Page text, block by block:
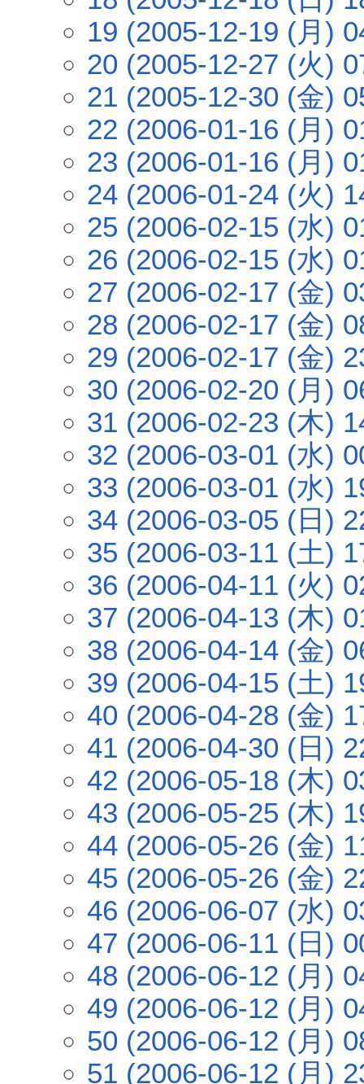
19 (2005-12-19 (月)
20 (2005-12-27 (火)
21 (2005-12-30 (金)
22 (2006-01-16 (月)
23 (2006-01-16 (月)
24 (2006-01-24 (火)
25 (2006-02-15 (水)
26 (2006-02-15 (水)
27 (2006-02-17 (金)
28 (2006-02-17 (金)
29 (2006-02-17 (金)
30 (2006-02-20 (月)
31 (2006-02-23 (木)
32 (2006-03-01 (水)
33 (2006-03-01 (水)
34 (2006-03-05 (日)
35 (2006-03-11 (土)
36 (2006-04-11 (火)
37 (2006-04-13 (木)
38 (2006-04-14 (金)
39 (2006-04-15 (土)
40 (2006-04-28 (金)
41 (2006-04-30 (日)
42 (2006-05-18 (木)
43 (2006-05-25 (木)
44 (2006-05-26 (金)
45 (2006-05-26 (金)
46 (2006-06-07 (水)
47 (2006-06-11 (日)
48 (2006-06-12 (月)
49 (2006-06-12 (月)
50 (2006-06-12 (月)
51 (2006-06-12 (月)